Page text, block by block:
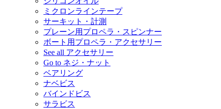
ミクロンラインテープ
サーキット・計測
プレーン用プロペラ・スピンナー
ボート用プロペラ・アクセサリー
See all アクセサリー
Go to ネジ・ナット
ベアリング
ナベビス
バインドビス
サラビス